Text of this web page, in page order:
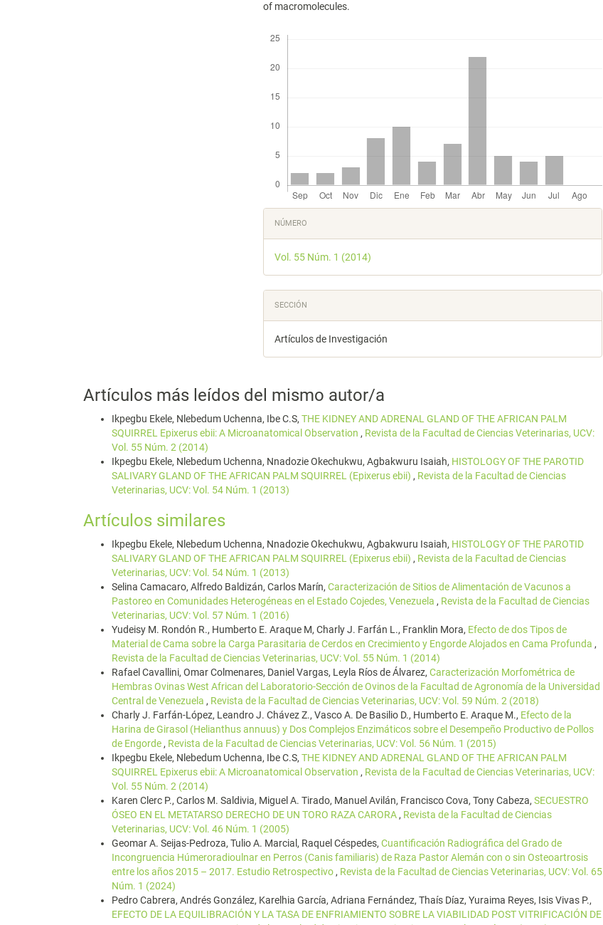
of macromolecules.
Detalles
del
artículo
NÚMERO
Vol. 55 Núm. 1 (2014)
SECCIÓN
Artículos de Investigación
Artículos más leídos del mismo autor/a
Ikpegbu Ekele, Nlebedum Uchenna, Ibe C.S, THE KIDNEY AND ADRENAL GLAND OF THE AFRICAN PALM
SQUIRREL Epixerus ebii: A Microanatomical Observation , Revista de la Facultad de Ciencias Veterinarias, UCV:
Vol. 55 Núm. 2 (2014)
Ikpegbu Ekele, Nlebedum Uchenna, Nnadozie Okechukwu, Agbakwuru Isaiah, HISTOLOGY OF THE PAROTID
SALIVARY GLAND OF THE AFRICAN PALM SQUIRREL (Epixerus ebii) , Revista de la Facultad de Ciencias
Veterinarias, UCV: Vol. 54 Núm. 1 (2013)
Artículos similares
Ikpegbu Ekele, Nlebedum Uchenna, Nnadozie Okechukwu, Agbakwuru Isaiah, HISTOLOGY OF THE PAROTID
SALIVARY GLAND OF THE AFRICAN PALM SQUIRREL (Epixerus ebii) , Revista de la Facultad de Ciencias
Veterinarias, UCV: Vol. 54 Núm. 1 (2013)
Selina Camacaro, Alfredo Baldizán, Carlos Marín, Caracterización de Sitios de Alimentación de Vacunos a
Pastoreo en Comunidades Heterogéneas en el Estado Cojedes, Venezuela , Revista de la Facultad de Ciencias
Veterinarias, UCV: Vol. 57 Núm. 1 (2016)
Yudeisy M. Rondón R., Humberto E. Araque M, Charly J. Farfán L., Franklin Mora, Efecto de dos Tipos de
Material de Cama sobre la Carga Parasitaria de Cerdos en Crecimiento y Engorde Alojados en Cama Profunda ,
Revista de la Facultad de Ciencias Veterinarias, UCV: Vol. 55 Núm. 1 (2014)
Rafael Cavallini, Omar Colmenares, Daniel Vargas, Leyla Ríos de Álvarez, Caracterización Morfométrica de
Hembras Ovinas West African del Laboratorio-Sección de Ovinos de la Facultad de Agronomía de la Universidad
Central de Venezuela , Revista de la Facultad de Ciencias Veterinarias, UCV: Vol. 59 Núm. 2 (2018)
Charly J. Farfán-López, Leandro J. Chávez Z., Vasco A. De Basilio D., Humberto E. Araque M., Efecto de la
Harina de Girasol (Helianthus annuus) y Dos Complejos Enzimáticos sobre el Desempeño Productivo de Pollos
de Engorde , Revista de la Facultad de Ciencias Veterinarias, UCV: Vol. 56 Núm. 1 (2015)
Ikpegbu Ekele, Nlebedum Uchenna, Ibe C.S, THE KIDNEY AND ADRENAL GLAND OF THE AFRICAN PALM
SQUIRREL Epixerus ebii: A Microanatomical Observation , Revista de la Facultad de Ciencias Veterinarias, UCV:
Vol. 55 Núm. 2 (2014)
Karen Clerc P., Carlos M. Saldivia, Miguel A. Tirado, Manuel Avilán, Francisco Cova, Tony Cabeza, SECUESTRO
ÓSEO EN EL METATARSO DERECHO DE UN TORO RAZA CARORA , Revista de la Facultad de Ciencias
Veterinarias, UCV: Vol. 46 Núm. 1 (2005)
Geomar A. Seijas-Pedroza, Tulio A. Marcial, Raquel Céspedes, Cuantificación Radiográfica del Grado de
Incongruencia Húmeroradioulnar en Perros (Canis familiaris) de Raza Pastor Alemán con o sin Osteoartrosis
entre los años 2015 – 2017. Estudio Retrospectivo , Revista de la Facultad de Ciencias Veterinarias, UCV: Vol. 65
Núm. 1 (2024)
Pedro Cabrera, Andrés González, Karelhia García, Adriana Fernández, Thaís Díaz, Yuraima Reyes, Isis Vivas P.,
EFECTO DE LA EQUILIBRACIÓN Y LA TASA DE ENFRIAMIENTO SOBRE LA VIABILIDAD POST VITRIFICACIÓN DE